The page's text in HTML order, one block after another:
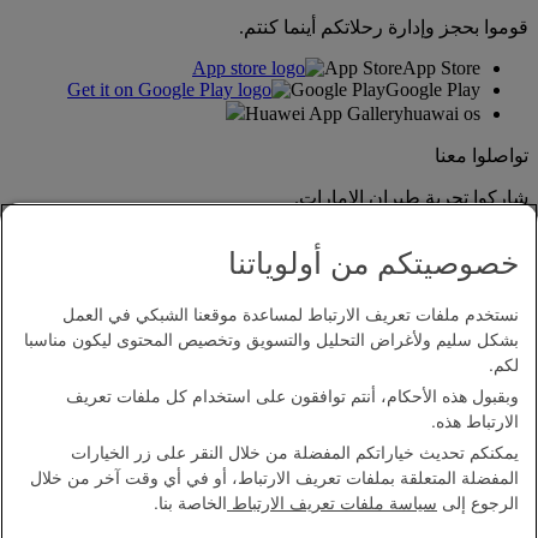
قوموا بحجز وإدارة رحلاتكم أينما كنتم.
App StoreApp Store
Google PlayGoogle Play
Huawei App Galleryhuawai os
تواصلوا معنا
شاركوا تجربة طيران الإمارات.
بيان إمكانية الدخول
اتصل بنا
سياسة الخصوصية
الشروط والأحكام
سياسة ملفات تعريف الارتباط
خصوصيتكم من أولوياتنا
نستخدم ملفات تعريف الارتباط لمساعدة موقعنا الشبكي في العمل
بشكل سليم ولأغراض التحليل والتسويق وتخصيص المحتوى ليكون مناسبا
لكم.
وبقبول هذه الأحكام، أنتم توافقون على استخدام كل ملفات تعريف
الارتباط هذه.
يمكنكم تحديث خياراتكم المفضلة من خلال النقر على زر الخيارات
المفضلة المتعلقة بملفات تعريف الارتباط، أو في أي وقت آخر من خلال
الرجوع إلى سياسة ملفات تعريف الارتباط الخاصة بنا.